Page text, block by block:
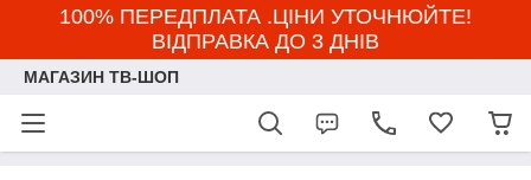
100% ПЕРЕДПЛАТА .ЦІНИ УТОЧНЮЙТЕ!
ВІДПРАВКА ДО 3 ДНІВ
МАГАЗИН ТВ-ШОП